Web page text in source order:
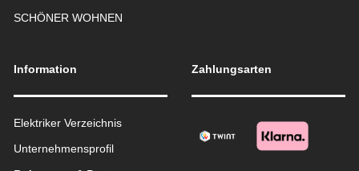
SCHÖNER WOHNEN
Information
Elektriker Verzeichnis
Unternehmensprofil
Zahlungsarten